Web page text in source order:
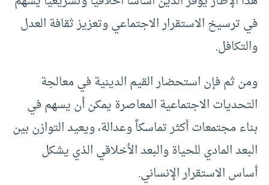
في ترسيخ الاستقرار الاجتماعي وتعزيز ثقافة العدل
والتكافل.
ومن ثم فإن استحضار القيم الدينية في معالجة
التحديات الاجتماعية المعاصرة يمكن أن يسهم في
بناء مجتمعات أكثر تماسكاً وعدالة، ويعيد التوازن بين
البعد المادي للحياة والبعد الأخلاقي الذي يشكل
أساس الاستقرار الإنساني.